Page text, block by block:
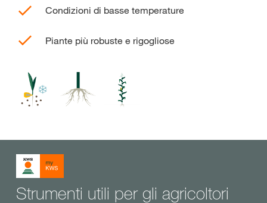
Condizioni di basse temperature
Piante più robuste e rigogliose
Strumenti utili per gli agricoltori